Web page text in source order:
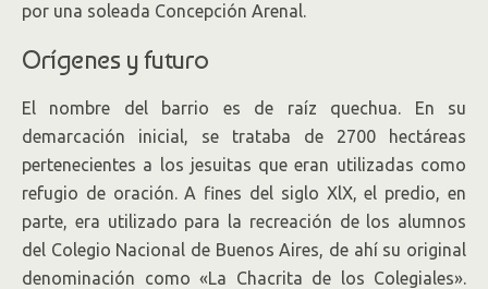
por una soleada Concepción Arenal.
Orígenes y futuro
El nombre del barrio es de raíz quechua. En su
demarcación inicial, se trataba de 2700 hectáreas
pertenecientes a los jesuitas que eran utilizadas como
refugio de oración. A fines del siglo XlX, el predio, en
parte, era utilizado para la recreación de los alumnos
del Colegio Nacional de Buenos Aires, de ahí su original
denominación como «La Chacrita de los Colegiales».